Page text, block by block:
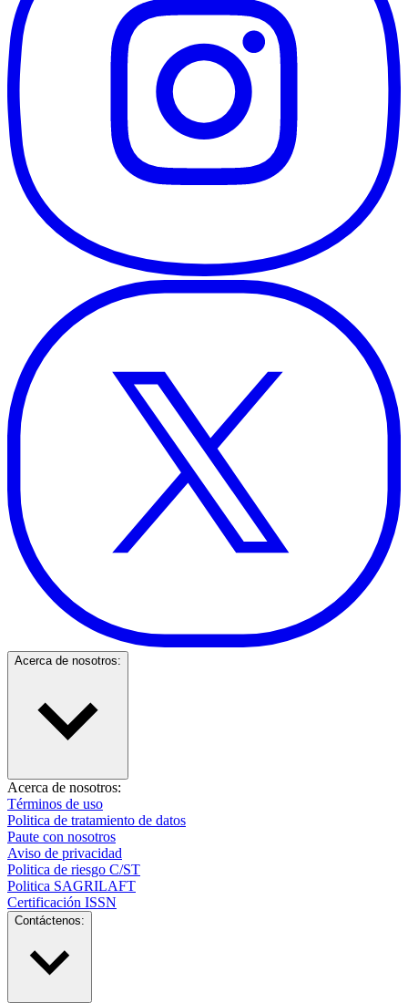
Acerca de nosotros:
Acerca de nosotros:
Términos de uso
Politica de tratamiento de datos
Paute con nosotros
Aviso de privacidad
Politica de riesgo C/ST
Politica SAGRILAFT
Certificación ISSN
Contáctenos: